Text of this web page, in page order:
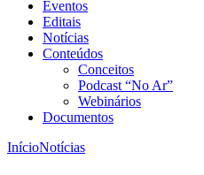
Eventos
Editais
Notícias
Conteúdos
Conceitos
Podcast “No Ar”
Webinários
Documentos
InícioNotícias